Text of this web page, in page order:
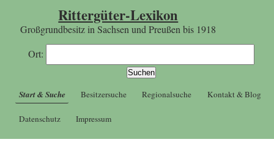
Rittergüter-Lexikon
Großgrundbesitz in Sachsen und Preußen bis 1918
Ort:
Start & Suche Besitzersuche Regionalsuche Kontakt & Blog
Datenschutz Impressum